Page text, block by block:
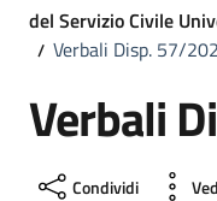
del Servizio Civile
Verbali Disp. 57/
Verbali
Condividi